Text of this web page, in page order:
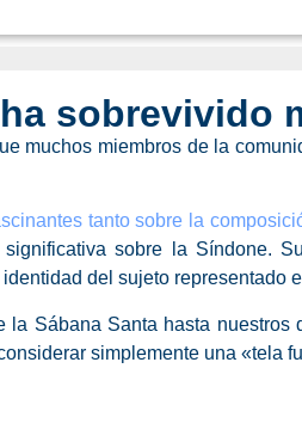
sobrevivido
muchos miembros de la
tanto sobre la
sobre la
del sujeto representado
Sábana Santa hasta
simplemente una «tela